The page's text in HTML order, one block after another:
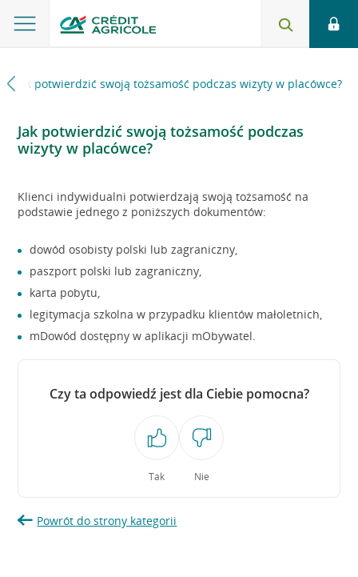
Jak potwierdzić swoją tożsamość podczas wizyty w placówce?
Jak potwierdzić swoją tożsamość podczas
wizyty w placówce?
Klienci indywidualni potwierdzają swoją tożsamość na
podstawie jednego z poniższych dokumentów:
dowód osobisty polski lub zagraniczny,
paszport polski lub zagraniczny,
karta pobytu,
legitymacja szkolna w przypadku klientów małoletnich,
mDowód dostępny w aplikacji mObywatel.
Czy ta odpowiedź jest dla Ciebie pomocna?
Tak Nie
Powrót do strony kategorii